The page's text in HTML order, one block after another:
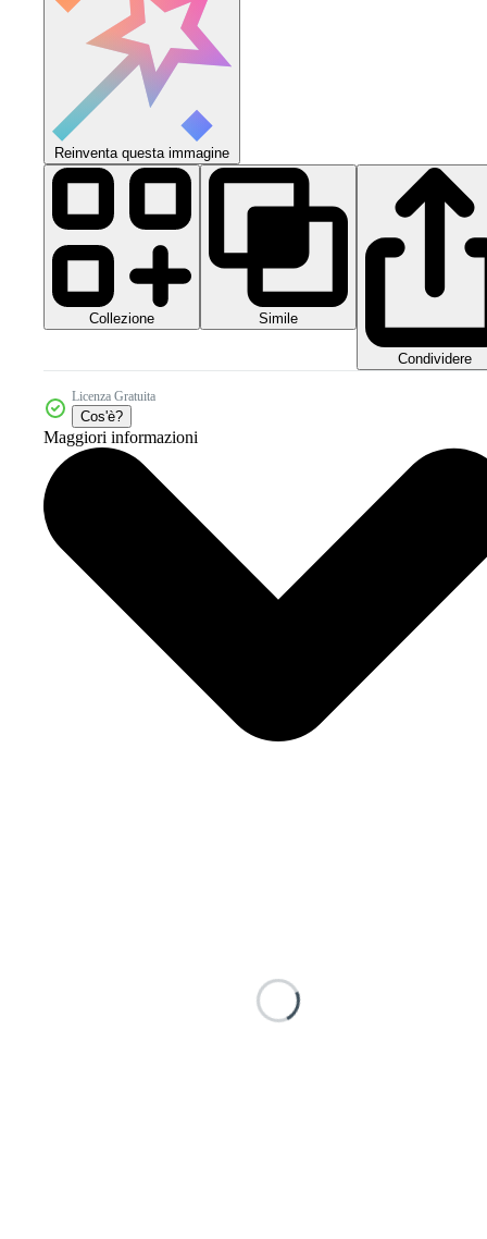
Reinventa questa immagine
Collezione Simile
Condividere
Licenza Gratuita
Cos'è?
Maggiori informazioni